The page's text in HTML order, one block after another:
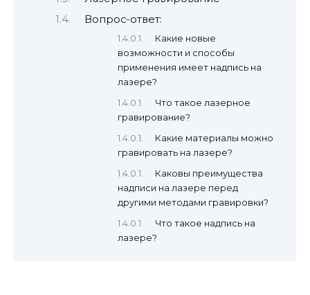
Вопрос-ответ:
Какие новые
возможности и способы
применения имеет надпись на
лазере?
Что такое лазерное
гравирование?
Какие материалы можно
гравировать на лазере?
Каковы преимущества
надписи на лазере перед
другими методами гравировки?
Что такое надпись на
лазере?